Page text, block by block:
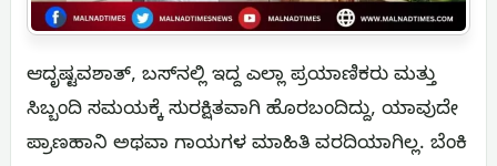
ಆದೃಷ್ಟವಶಾತ್, ಬಸ್‌ನಲ್ಲಿ ಇದ್ದ ಎಲ್ಲಾ ಪ್ರಯಾಣಿಕರು ಮತ್ತು
ಸಿಬ್ಬಂದಿ ಸಮಯಕ್ಕೆ ಸುರಕ್ಷಿತವಾಗಿ ಹೊರಬಂದಿದ್ದು, ಯಾವುದೇ
ಪ್ರಾಣಹಾನಿ ಅಥವಾ ಗಾಯಗಳ ಮಾಹಿತಿ ವರದಿಯಾಗಿಲ್ಲ. ಬೆಂಕಿ